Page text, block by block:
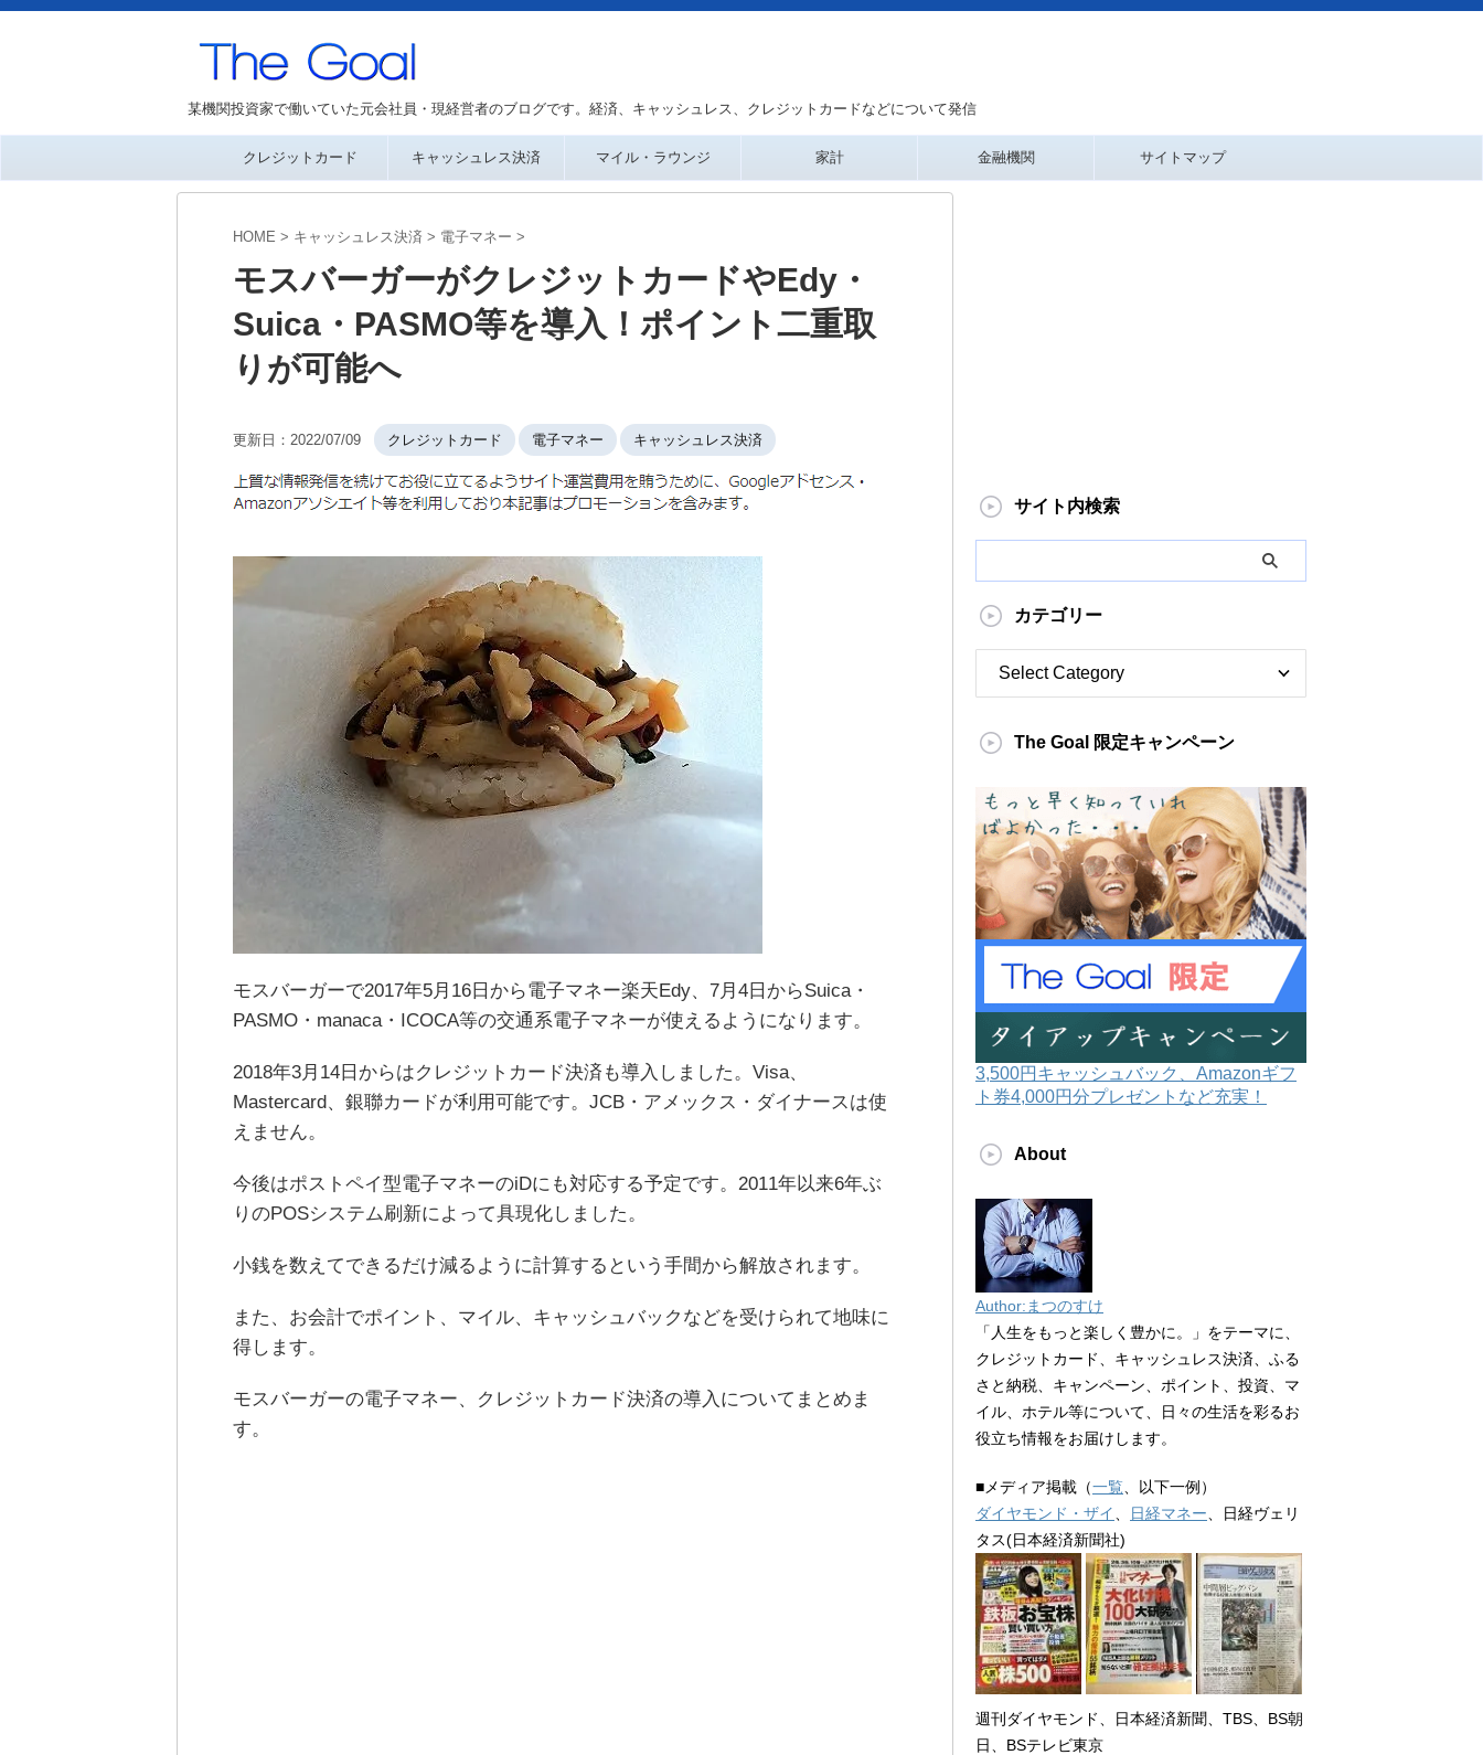
某機関投資家で働いていた元会社員・現経営者のブログです。経済、キャッシュレス、クレジットカードなどについて発信
クレジットカード キャッシュレス決済 マイル・ラウンジ 家計 金融機関 サイトマップ
HOME > キャッシュレス決済 > 電子マネー >
モスバーガーがクレジットカードやEdy・
Suica・PASMO等を導入！ポイント二重取
りが可能へ
更新日： 2022/07/09 クレジットカード 電子マネー キャッシュレス決済
モスバーガーで2017年5月16日から電子マネー楽天Edy、7月4日からSuica・
PASMO・manaca・ICOCA等の交通系電子マネーが使えるようになります。
2018年3月14日からはクレジットカード決済も導入しました。Visa、
Mastercard、銀聯カードが利用可能です。JCB・アメックス・ダイナースは使
えません。
今後はポストペイ型電子マネーのiDにも対応する予定です。2011年以来6年ぶ
りのPOSシステム刷新によって具現化しました。
小銭を数えてできるだけ減るように計算するという手間から解放されます。
また、お会計でポイント、マイル、キャッシュバックなどを受けられて地味に
得します。
モスバーガーの電子マネー、クレジットカード決済の導入についてまとめま
す。
サイト内検索
カテゴリー
The Goal 限定キャンペーン
3,500円キャッシュバック、Amazonギフ
ト券4,000円分プレゼントなど充実！
About
Author:まつのすけ
「人生をもっと楽しく豊かに。」をテーマに、
クレジットカード、キャッシュレス決済、ふる
さと納税、キャンペーン、ポイント、投資、マ
イル、ホテル等について、日々の生活を彩るお
役立ち情報をお届けします。
■メディア掲載（一覧 、以下一例）
ダイヤモンド・ザイ
日経マネー 、日経ヴェリ
タス(日本経済新聞社)
週刊ダイヤモンド、日本経済新聞、TBS、BS朝
日、BSテレビ東京